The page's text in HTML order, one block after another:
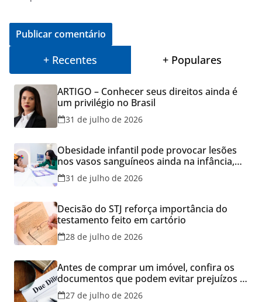
+ Recentes + Populares
ARTIGO – Conhecer seus direitos ainda é
um privilégio no Brasil
31 de julho de 2026
Obesidade infantil pode provocar lesões
nos vasos sanguíneos ainda na infância,
alerta estudo
31 de julho de 2026
Decisão do STJ reforça importância do
testamento feito em cartório
28 de julho de 2026
Antes de comprar um imóvel, confira os
documentos que podem evitar prejuízos e
disputas na justiça
27 de julho de 2026